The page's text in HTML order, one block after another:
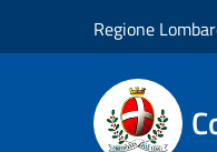
Regione